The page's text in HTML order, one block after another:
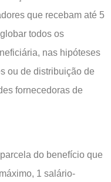
que recebam até 5
todos os
nas hipóteses
ou de distribuição de
fornecedoras de
do benefício que
1 salário-